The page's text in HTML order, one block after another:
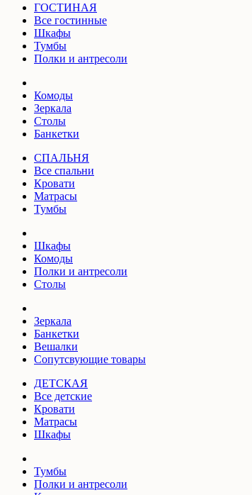
ГОСТИНАЯ
Все гостинные
Шкафы
Тумбы
Полки и антресоли
Комоды
Зеркала
Столы
Банкетки
СПАЛЬНЯ
Все спальни
Кровати
Матрасы
Тумбы
Шкафы
Комоды
Полки и антресоли
Столы
Зеркала
Банкетки
Вешалки
Сопутсвующие товары
ДЕТСКАЯ
Все детские
Кровати
Матрасы
Шкафы
Тумбы
Полки и антресоли